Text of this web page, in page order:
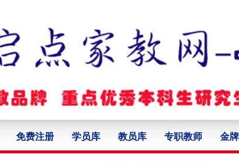
免费注册 学员库 教员库 专职教师 金